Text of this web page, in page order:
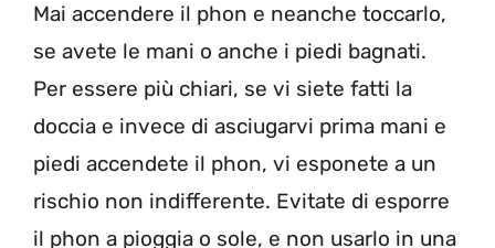
Mai accendere il phon e neanche toccarlo,
se avete le mani o anche i piedi bagnati.
Per essere più chiari, se vi siete fatti la
doccia e invece di asciugarvi prima mani e
piedi accendete il phon, vi esponete a un
rischio non indifferente. Evitate di esporre
il phon a pioggia o sole, e non usarlo in una